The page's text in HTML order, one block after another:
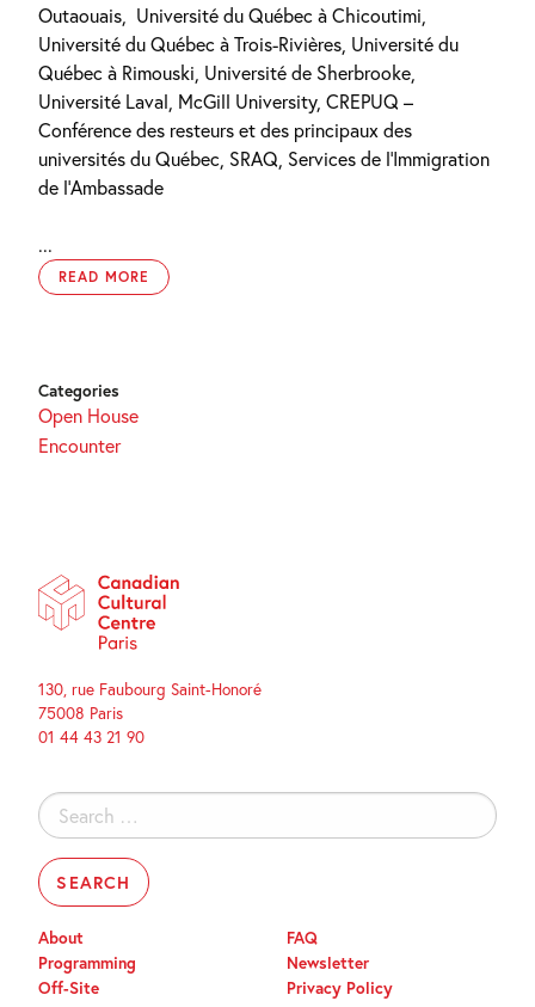
Outaouais,
Université du Québec à Chicoutimi,
Université du Québec à Trois-Rivières, Université du
Québec à Rimouski, Université de Sherbrooke,
Université Laval, McGill University, CREPUQ –
Conférence des resteurs et des principaux des
universités du Québec, SRAQ, Services de l’Immigration
de l’Ambassade
...
READ MORE
Categories
Open House
Encounter
130, rue Faubourg Saint-Honoré
75008 Paris
01 44 43 21 90
Search
for:
About
Programming
Off-Site
FAQ
Newsletter
Privacy Policy